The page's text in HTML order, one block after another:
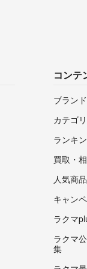
コンテ
ブラン
カテゴ
ランキ
買取・
人気商
キャン
ラクマ
ラクマ
集